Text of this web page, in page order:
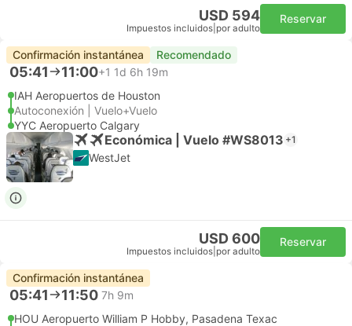
USD 594
Impuestos incluidos por adulto
Reservar
Confirmación instantánea Recomendado
05:41 11:00+1 1d 6h 19m
IAH Aeropuertos de Houston
Autoconexión | Vuelo+Vuelo
YYC Aeropuerto Calgary
Económica | Vuelo #WS8013 +1
WestJet
USD 600
Impuestos incluidos por adulto
Reservar
Confirmación instantánea
05:41 11:50 7h 9m
HOU Aeropuerto William P Hobby, Pasadena Texac